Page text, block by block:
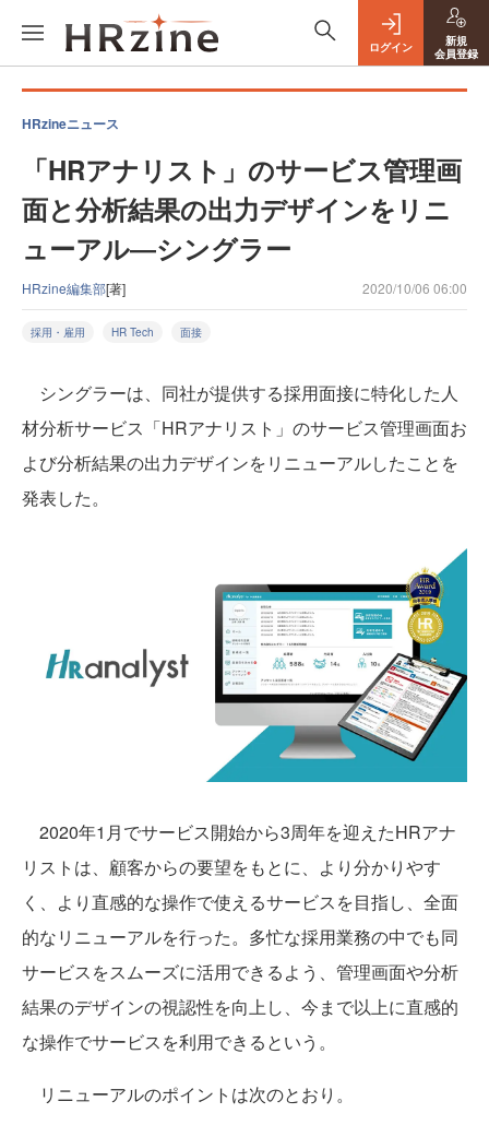
ログイン
新規
会員登録
HRzineニュース
「HRアナリスト」のサービス管理画
面と分析結果の出力デザインをリニ
ューアル―シングラー
HRzine編集部[著] 2020/10/06 06:00
採用・雇用 HR Tech 面接
シングラーは、同社が提供する採用面接に特化した人
材分析サービス「HRアナリスト」のサービス管理画面お
よび分析結果の出力デザインをリニューアルしたことを
発表した。
2020年1月でサービス開始から3周年を迎えたHRアナ
リストは、顧客からの要望をもとに、より分かりやす
く、より直感的な操作で使えるサービスを目指し、全面
的なリニューアルを行った。多忙な採用業務の中でも同
サービスをスムーズに活用できるよう、管理画面や分析
結果のデザインの視認性を向上し、今まで以上に直感的
な操作でサービスを利用できるという。
リニューアルのポイントは次のとおり。